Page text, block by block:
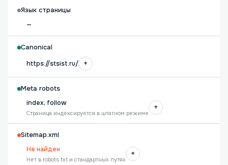
Язык страницы
—
Canonical
https://stsist.ru/
+
Meta robots
index, follow
Страница индексируется в штатном режиме
+
Sitemap.xml
Не найден
Нет в robots.txt и стандартных путях
+